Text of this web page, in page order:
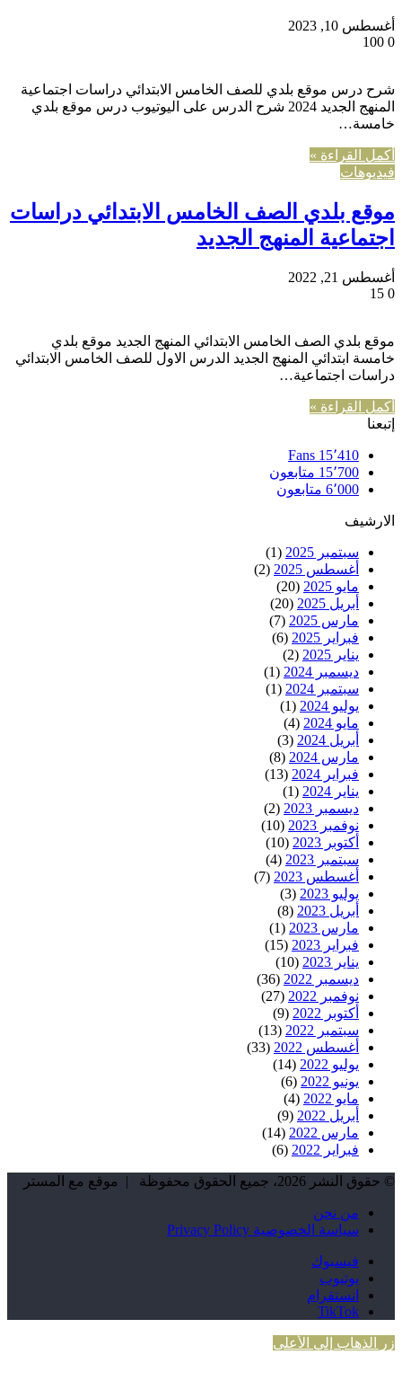
أغسطس 10, 2023
0
شرح درس موقع بلدي للصف الخامس الابتدائي دراسات اجتماعية
المنهج الجديد 2024 شرح الدرس على اليوتيوب درس موقع بلدي
خامسة…
أكمل القراءة »
فيديوهات
موقع بلدي الصف الخامس الابتدائي دراسات
اجتماعية المنهج الجديد
أغسطس 21, 2022
0
موقع بلدي الصف الخامس الابتدائي المنهج الجديد موقع بلدي
خامسة ابتدائي المنهج الجديد الدرس الاول للصف الخامس الابتدائي
دراسات اجتماعية…
أكمل القراءة »
إتبعنا
15٬410 Fans
15٬700 متابعون
6٬000 متابعون
الارشيف
سبتمبر 2025
(1)
أغسطس 2025
(2)
مايو 2025
(20)
أبريل 2025
(20)
مارس 2025
(7)
فبراير 2025
(6)
يناير 2025
(2)
ديسمبر 2024
(1)
سبتمبر 2024
(1)
يوليو 2024
(1)
مايو 2024
(4)
أبريل 2024
(3)
مارس 2024
(8)
فبراير 2024
(13)
يناير 2024
(1)
ديسمبر 2023
(2)
نوفمبر 2023
(10)
أكتوبر 2023
(10)
سبتمبر 2023
(4)
أغسطس 2023
(7)
يوليو 2023
(3)
أبريل 2023
(8)
مارس 2023
(1)
فبراير 2023
(15)
يناير 2023
(10)
ديسمبر 2022
(36)
نوفمبر 2022
(27)
أكتوبر 2022
(9)
سبتمبر 2022
(13)
أغسطس 2022
(33)
يوليو 2022
(14)
يونيو 2022
(6)
مايو 2022
(4)
أبريل 2022
(9)
مارس 2022
(14)
فبراير 2022
(6)
© حقوق النشر 2026، جميع الحقوق محفوظة | موقع مع المستر
من نحن
سياسة الخصوصية Privacy Policy
فيسبوك
يوتيوب
انستقرام
TikTok
زر الذهاب إلى الأعلى